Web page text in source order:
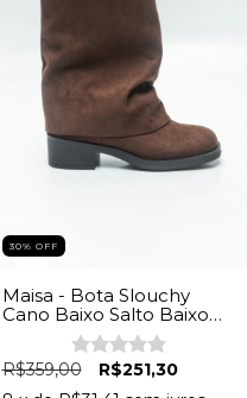
30% OFF
Maisa - Bota Slouchy
Cano Baixo Salto Baixo
Feminina Camurça
Marrom
R$359,00
R$251,30